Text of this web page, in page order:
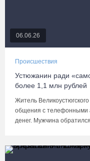
06.06.26
Происшествия
Устюжанин ради
более 1,1 млн рублей
Житель
общения с телефонными
денег. Мужчина